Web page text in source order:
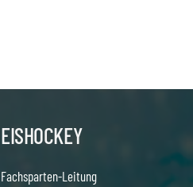
EISHOCKEY
Fachsparten-Leitung